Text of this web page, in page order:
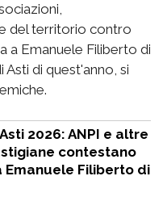
del territorio contro
a Emanuele Filiberto di
Asti di quest'anno, si
2026: ANPI e altre
contestano
Emanuele Filiberto di